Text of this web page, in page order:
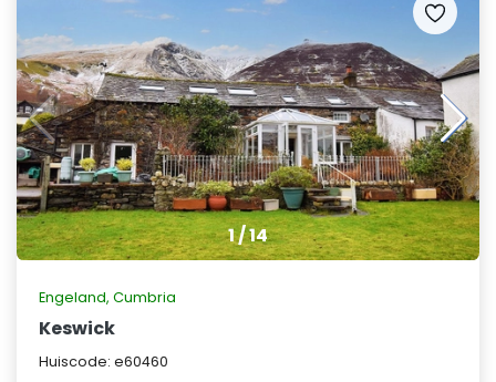
1/14
Engeland, Cumbria
Keswick
Huiscode: e60460